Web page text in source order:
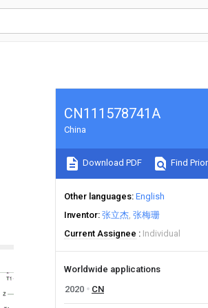
CN111578741A
China
Download PDF Find
Other languages English
Inventor 张立杰 张梅珊
Current Assignee
Individual
Worldwide applications
2020
CN